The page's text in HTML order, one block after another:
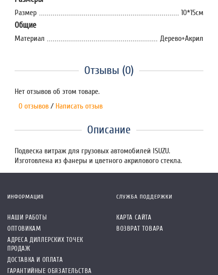
Размер 10*15см
Общие
Материал Дерево+Акрил
Отзывы (0)
Нет отзывов об этом товаре.
0 отзывов / Написать отзыв
Описание
Подвеска витраж для грузовых автомобилей ISUZU.
Изготовлена из фанеры и цветного акрилового стекла.
ИНФОРМАЦИЯ
НАШИ РАБОТЫ
ОПТОВИКАМ
АДРЕСА ДИЛЛЕРСКИХ ТОЧЕК
ПРОДАЖ
ДОСТАВКА И ОПЛАТА
ГАРАНТИЙНЫЕ ОБЯЗАТЕЛЬСТВА
СЛУЖБА ПОДДЕРЖКИ
КАРТА САЙТА
ВОЗВРАТ ТОВАРА